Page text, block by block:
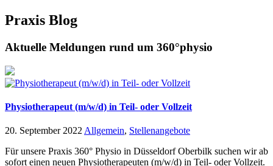
Praxis Blog
Aktuelle Meldungen rund um 360°physio
Physiotherapeut (m/w/d) in Teil- oder Vollzeit
20. September 2022 Allgemein, Stellenangebote
Für unsere Praxis 360° Physio in Düsseldorf Oberbilk suchen wir ab
sofort einen neuen Physiotherapeuten (m/w/d) in Teil- oder Vollzeit.